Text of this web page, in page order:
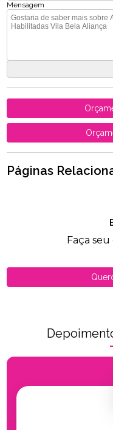
Mensagem
Páginas
Faça